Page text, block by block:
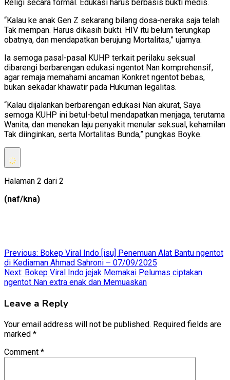
Religi secara formal. Edukasi harus berbasis bukti medis.
“Kalau ke anak Gen Z sekarang bilang dosa-neraka saja telah
Tak mempan. Harus dikasih bukti. HIV itu belum terungkap
obatnya, dan mendapatkan berujung Mortalitas,” ujarnya.
Ia semoga pasal-pasal KUHP terkait perilaku seksual
dibarengi berbarengan edukasi ngentot Nan komprehensif,
agar remaja memahami ancaman Konkret ngentot bebas,
bukan sekadar khawatir pada Hukuman legalitas.
“Kalau dijalankan berbarengan edukasi Nan akurat, Saya
semoga KUHP ini betul-betul mendapatkan menjaga, terutama
Wanita, dan menekan laju penyakit menular seksual, kehamilan
Tak diinginkan, serta Mortalitas Bunda,” pungkas Boyke.
Halaman 2 dari 2
(naf/kna)
Post
navigation
Previous: Bokep Viral Indo [isu] Penemuan Alat Bantu ngentot
di Kediaman Ahmad Sahroni – 07/09/2025
Next: Bokep Viral Indo jejak Memakai Pelumas ciptakan
ngentot Nan extra enak dan Memuaskan
Leave a Reply
Your email address will not be published. Required fields are
marked *
Comment *